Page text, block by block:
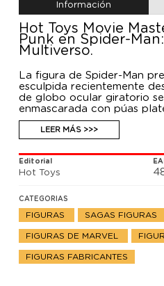
Información
Hot Toys Movie
Punk en Spider-
Multiverso.
La figura de Spider-Man
esculpida recientemente
de globo ocular giratorio
enmascarada con púas
apariencia característica.
reproduce
esculpidos y de tela en una
que consiste en un chaleco
pantalones estampados,
esculpido con tirantes,
incluyen una guitarra
un efecto de guitarra, un
dimensional, una variedad
fondo temático en estilo
exhibición dinámica.
LEER MÁS >>>
Editorial
Hot Toys
CATEGORIAS
FIGURAS SAGAS FIGURAS
FIGURAS DE MARVEL
FIGURAS FABRICANTES